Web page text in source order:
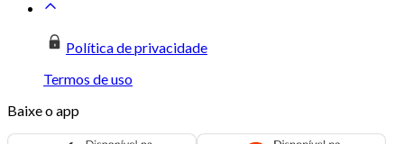
Política de privacidade
Termos de uso
Baixe o app